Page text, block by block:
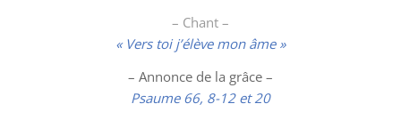
– Chant –
« Vers toi j’élève mon âme »
– Annonce de la grâce –
Psaume 66, 8-12 et 20